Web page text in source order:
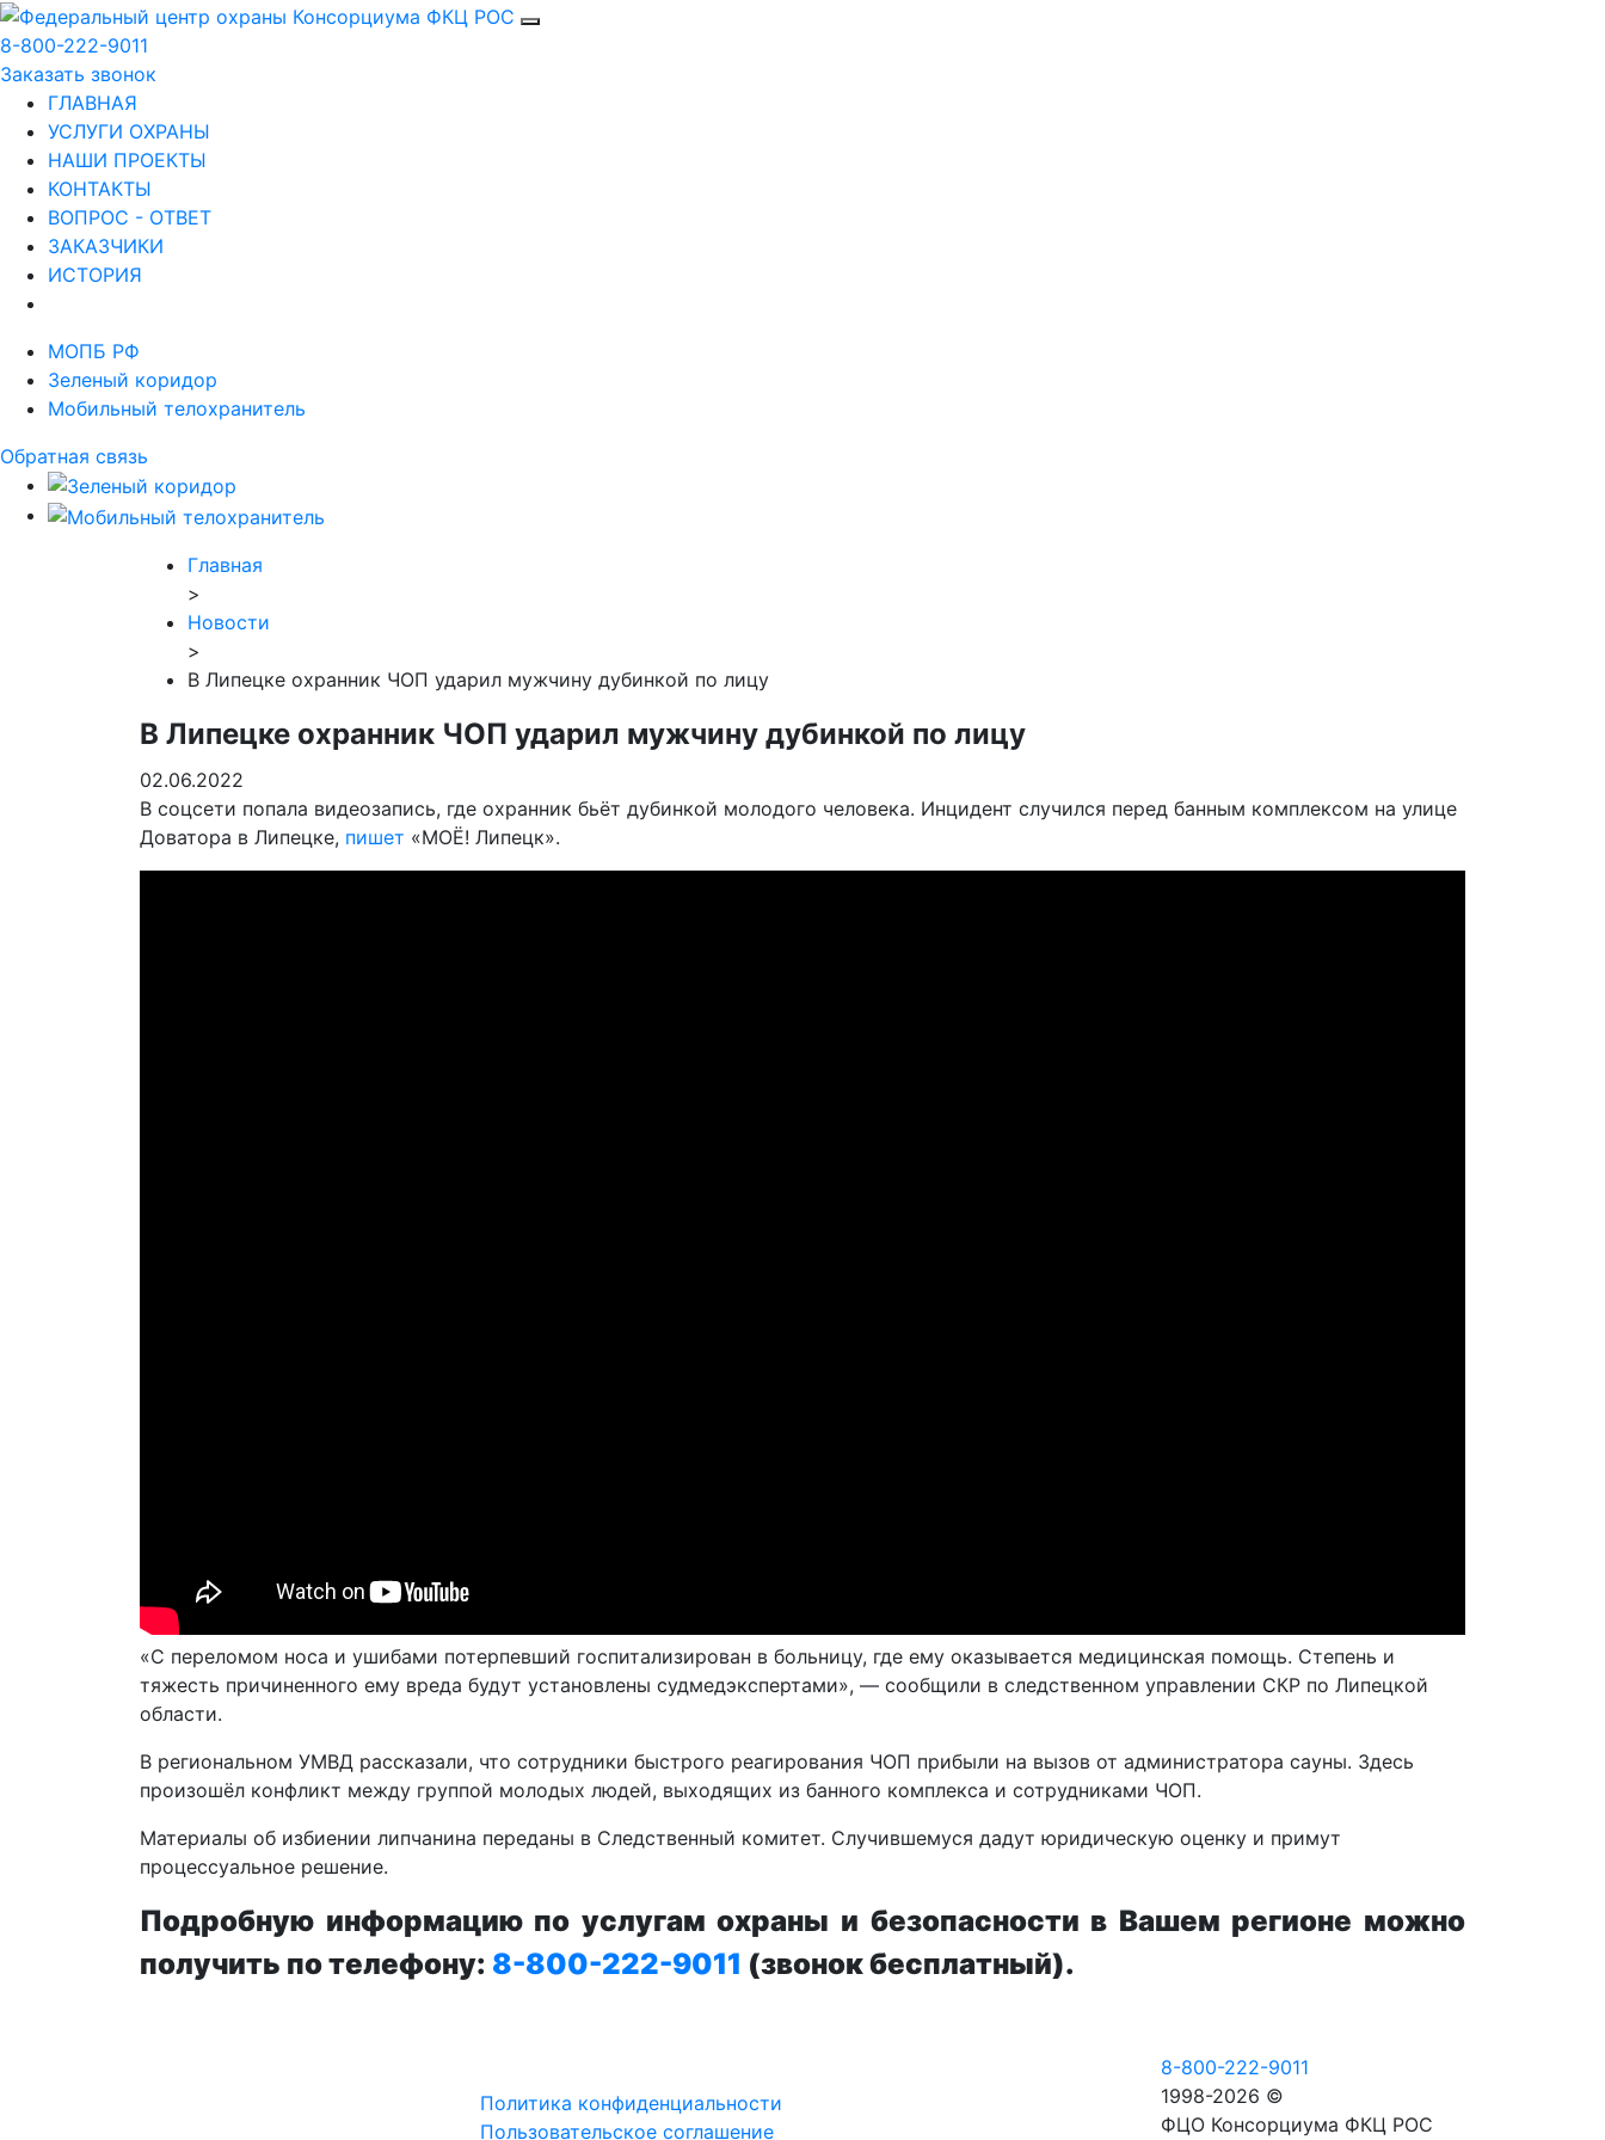
8-800-222-9011
Заказать звонок
ГЛАВНАЯ
УСЛУГИ ОХРАНЫ
НАШИ ПРОЕКТЫ
КОНТАКТЫ
ВОПРОС - ОТВЕТ
ЗАКАЗЧИКИ
ИСТОРИЯ
МОПБ РФ
Зеленый коридор
Мобильный телохранитель
Обратная связь
Главная
>
Новости
>
В Липецке охранник ЧОП ударил мужчину дубинкой по лицу
В Липецке охранник ЧОП ударил мужчину дубинкой по лицу
02.06.2022
В соцсети попала видеозапись, где охранник бьёт дубинкой молодого человека. Инцидент случился перед банным комплексом на улице
Доватора в Липецке, пишет «МОЁ! Липецк».
«С переломом носа и ушибами потерпевший госпитализирован в больницу, где ему оказывается медицинская помощь. Степень и
тяжесть причиненного ему вреда будут установлены судмедэкспертами», — сообщили в следственном управлении СКР по Липецкой
области.
В региональном УМВД рассказали, что сотрудники быстрого реагирования ЧОП прибыли на вызов от администратора сауны. Здесь
произошёл конфликт между группой молодых людей, выходящих из банного комплекса и сотрудниками ЧОП.
Материалы об избиении липчанина переданы в Следственный комитет. Случившемуся дадут юридическую оценку и примут
процессуальное решение.
Подробную информацию по услугам охраны и безопасности в Вашем регионе можно
получить по телефону: 8-800-222-9011 (звонок бесплатный).
Политика конфиденциальности
Пользовательское соглашение
8-800-222-9011
1998-2026 ©
ФЦО Консорциума ФКЦ РОС